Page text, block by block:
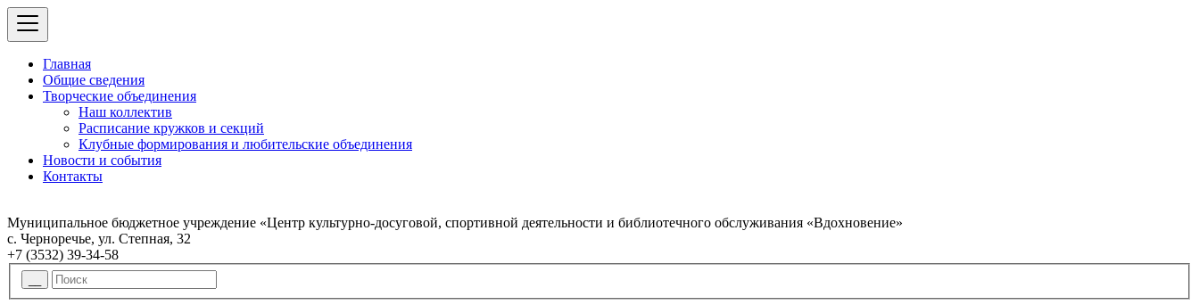
Главная
Общие сведения
Творческие объединения
Наш коллектив
Расписание кружков и секций
Клубные формирования и любительские объединения
Новости и события
Контакты
Муниципальное бюджетное учреждение «Центр культурно-досуговой, спортивной деятельности и библиотечного обслуживания «Вдохновение»
с. Черноречье, ул. Степная, 32
+7 (3532) 39-34-58